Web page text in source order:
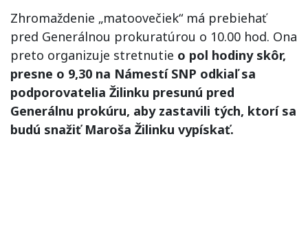
Zhromaždenie „matoovečiek“ má prebiehať
pred Generálnou prokuratúrou o 10.00 hod. Ona
preto organizuje stretnutie o pol hodiny skôr,
presne o 9,30 na Námestí SNP odkiaľ sa
podporovatelia Žilinku presunú pred
Generálnu prokúru, aby zastavili tých, ktorí sa
budú snažiť Maroša Žilinku vypískať.